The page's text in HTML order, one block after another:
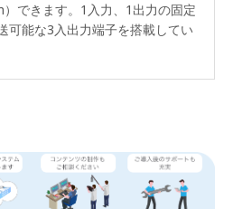
できます。1入力、1出力の固定
可能な3入出力端子を搭載してい